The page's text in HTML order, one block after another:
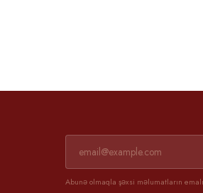
Abunə olmaqla şəxsi məlumatların